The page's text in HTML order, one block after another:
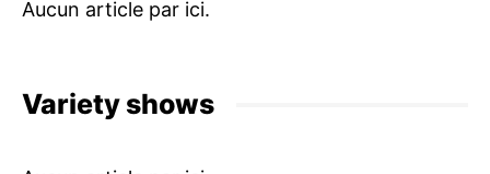
Variety shows